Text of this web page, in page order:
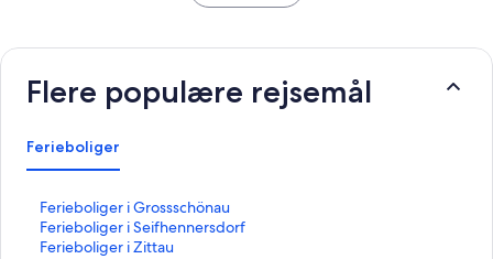
Flere populære rejsemål
Ferieboliger
Ferieboliger i Grossschönau
L
i
n
Ferieboliger i Seifhennersdorf
L
iFerieboliger i Zittau
L